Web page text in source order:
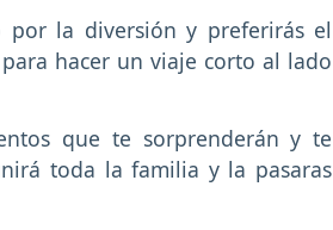
por la diversión y preferirás el
hacer un viaje corto al lado
que te sorprenderán y te
toda la familia y la pasaras